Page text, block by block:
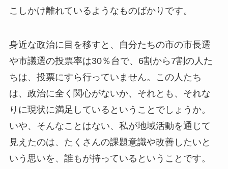
こしかけ離れているようなものばかりです。
身近な政治に目を移すと、自分たちの市の市長選
や市議選の投票率は30％台で、6割から7割の人た
ちは、投票にすら行っていません。この人たち
は、政治に全く関心がないか、それとも、それな
りに現状に満足しているということでしょうか。
いや、そんなことはない、私が地域活動を通じて
見えたのは、たくさんの課題意識や改善したいと
いう思いを、誰もが持っているということです。